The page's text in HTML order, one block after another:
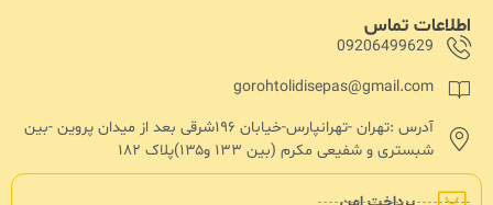
اطلاعات تماس
09206499629
gorohtolidisepas@gmail.com
آدرس :تهران -تهرانپارس-خیابان ۱۹۶شرقی بعد از میدان پروین -بین
شبستری و شفیعی مکرم (بین ۱۳۳ و۱۳۵)پلاک ۱۸۲